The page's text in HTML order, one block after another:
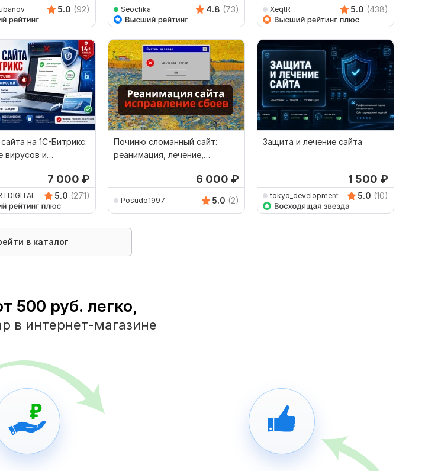
5.0 (92) Seochka 4.8 (73) XeqtR 5.0 (438)
на 1С-Битрикс:
вирусов и
7 000 ₽
5.0 (271)
Починю сломанный сайт:
реанимация, лечение,
6 000 ₽
Posudo1997 5.0 (2)
Защита и лечение сайта
1 500 ₽
tokyo_development 5.0 (10)
в каталог
500 руб. легко,
в интернет-магазине